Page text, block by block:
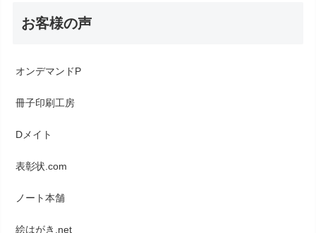
お客様の声
オンデマンドP
冊子印刷工房
Dメイト
表彰状.com
ノート本舗
絵はがき.net